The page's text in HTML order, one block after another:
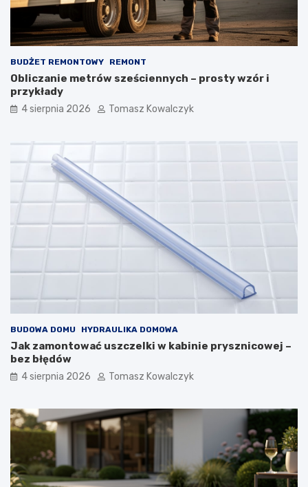
BUDŻET REMONTOWY REMONT
Obliczanie metrów sześciennych – prosty wzór i
przykłady
4 sierpnia 2026 Tomasz Kowalczyk
BUDOWA DOMU HYDRAULIKA DOMOWA
Jak zamontować uszczelki w kabinie prysznicowej –
bez błędów
4 sierpnia 2026 Tomasz Kowalczyk